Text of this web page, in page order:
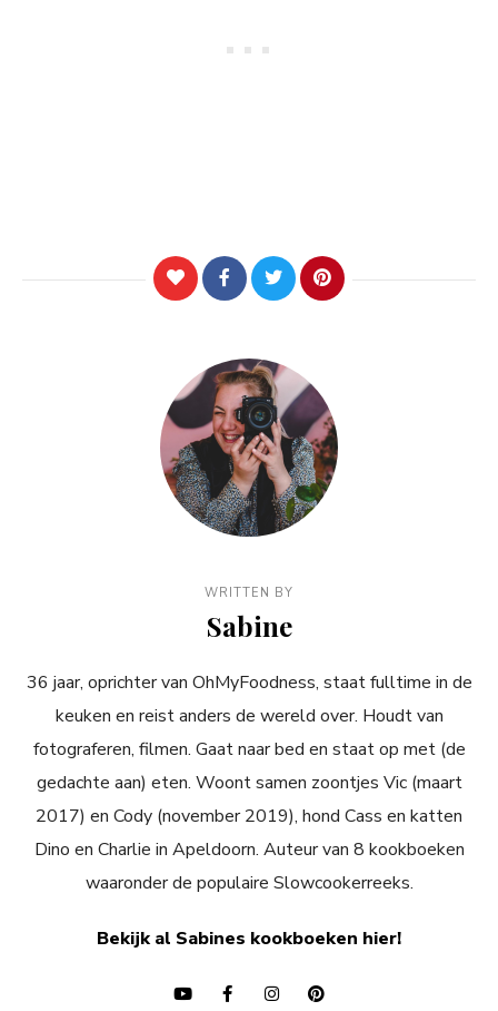
WRITTEN BY
Sabine
36 jaar, oprichter van OhMyFoodness, staat fulltime in de
keuken en reist anders de wereld over. Houdt van
fotograferen, filmen. Gaat naar bed en staat op met (de
gedachte aan) eten. Woont samen zoontjes Vic (maart
2017) en Cody (november 2019), hond Cass en katten
Dino en Charlie in Apeldoorn. Auteur van 8 kookboeken
waaronder de populaire Slowcookerreeks.
Bekijk al Sabines kookboeken hier!